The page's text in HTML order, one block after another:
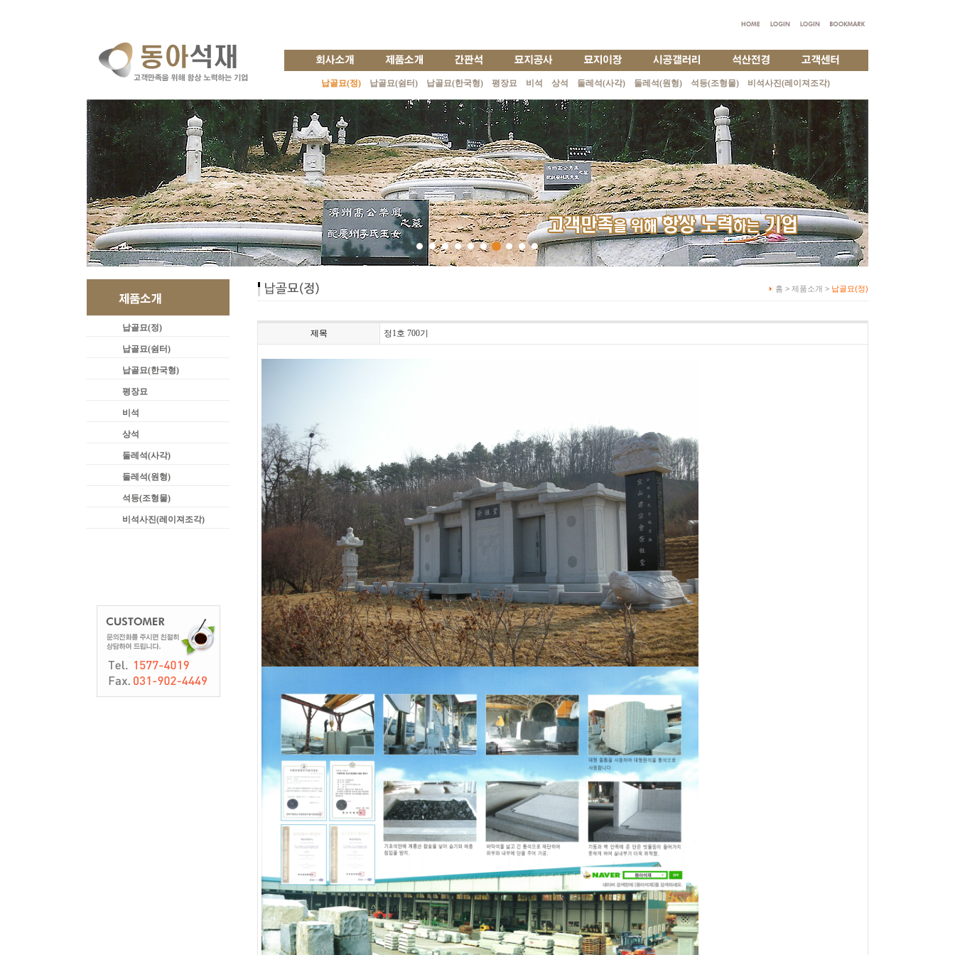
납골묘(정) 납골묘(쉼터) 납골묘(한국형) 평장묘 비석 상석 둘레석(사각) 둘레석(원형) 석등(조형물) 비석사진(레이져조각)
납골묘(정)
납골묘(쉼터)
납골묘(한국형)
평장묘
비석
상석
둘레석(사각)
둘레석(원형)
석등(조형물)
비석사진(레이져조각)
홈 > 제품소개 > 납골묘(정)
제목 정1호 700기